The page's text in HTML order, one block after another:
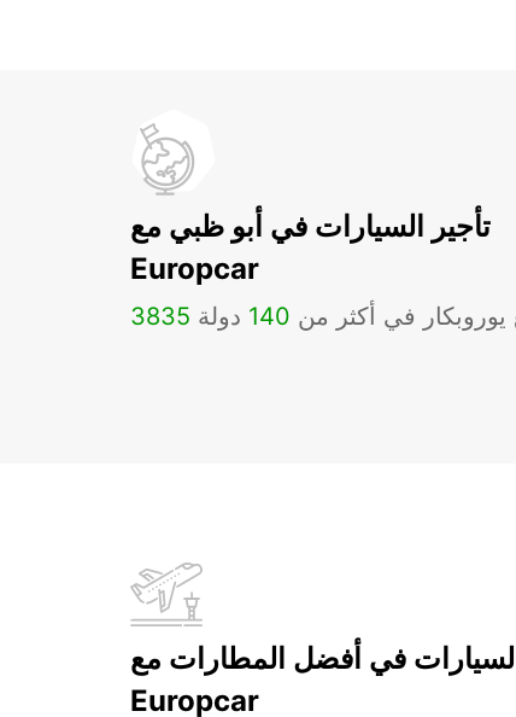
تأجير السيارات في أبو ظبي مع
Europcar
3835 يوروبكار في أكثر من 140 دولة
في أفضل المطارات مع
Europcar